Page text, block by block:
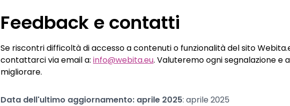
Feedback e contatti
Se riscontri difficoltà di accesso a contenuti o funzionalità del sito
contattarci via email a: info@webita.eu. Valuteremo ogni segnalazione e
migliorare.
Data dell'ultimo aggiornamento: aprile 2025: aprile 2025